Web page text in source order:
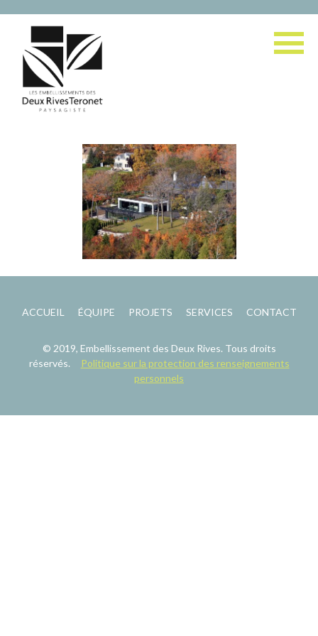
ACCUEIL ÉQUIPE PROJETS SERVICES CONTACT
© 2019, Embellissement des Deux Rives. Tous droits
réservés.
Politique sur la protection des renseignements
personnels